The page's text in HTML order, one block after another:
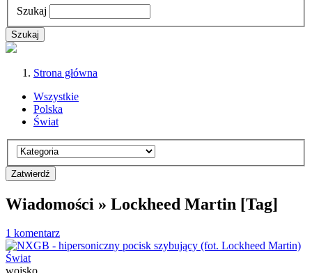
Szukaj
Strona główna
Wszystkie
Polska
Świat
Wiadomości » Lockheed Martin [Tag]
1 komentarz
Świat